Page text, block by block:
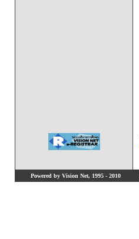
Powered by Vision Net, 1995 - 2010